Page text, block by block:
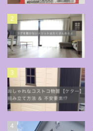
2
3
4